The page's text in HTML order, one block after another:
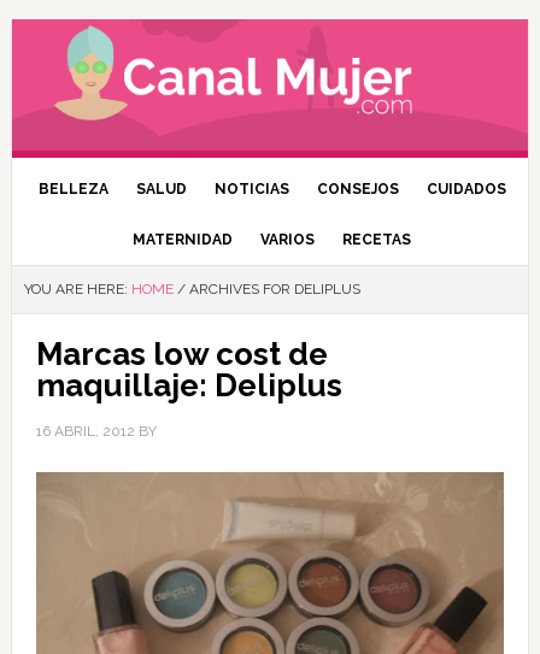
BELLEZA SALUD NOTICIAS CONSEJOS CUIDADOS
MATERNIDAD VARIOS RECETAS
YOU ARE HERE: HOME /ARCHIVES FOR DELIPLUS
Marcas low cost de
maquillaje: Deliplus
16 ABRIL, 2012 BY